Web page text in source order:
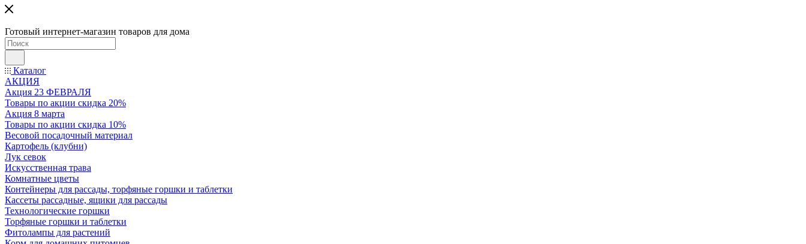
Готовый интернет-магазин товаров для дома
Каталог
АКЦИЯ
Акция 23 ФЕВРАЛЯ
Товары по акции скидка 20%
Акция 8 марта
Товары по акции скидка 10%
Весовой посадочный материал
Картофель (клубни)
Лук севок
Искусственная трава
Комнатные цветы
Контейнеры для рассады, торфяные горшки и таблетки
Кассеты рассадные, ящики для рассады
Технологические горшки
Торфяные горшки и таблетки
Фитолампы для растений